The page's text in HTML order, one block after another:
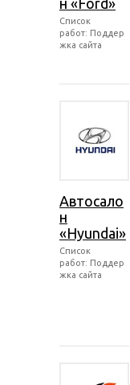
Список
работ: Поддер
жка сайта
Автосало
н
«Hyundai»
Список
работ: Поддер
жка сайта